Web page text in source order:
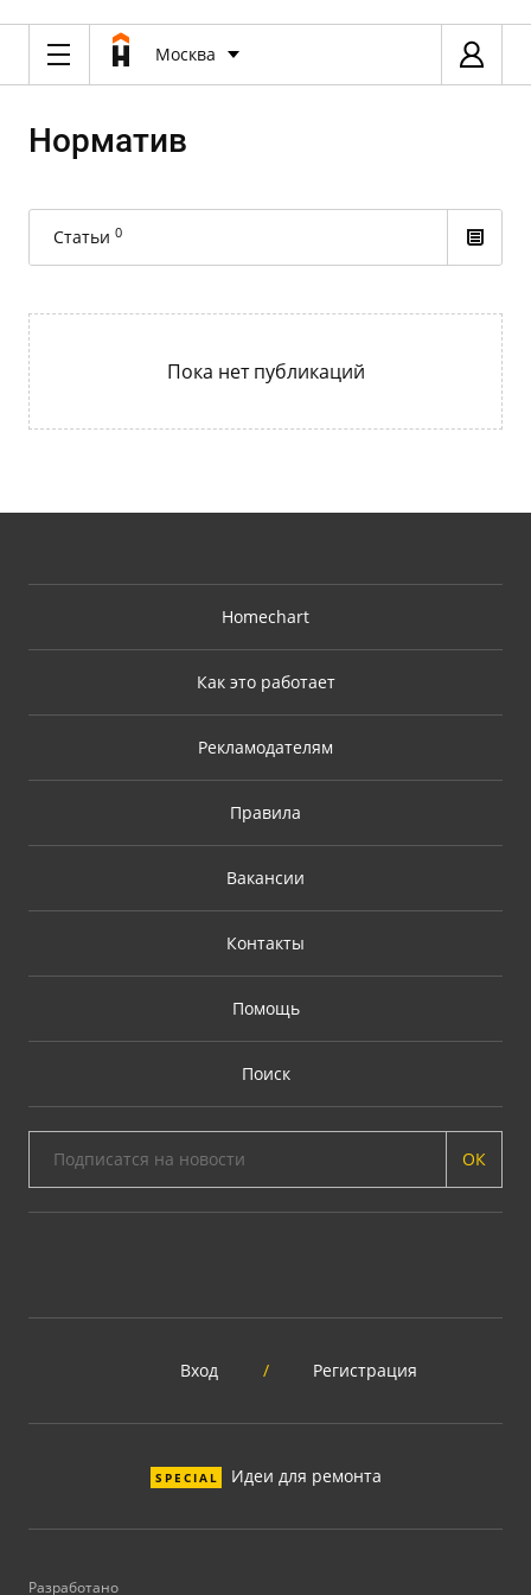
Москва
Норматив
Статьи 0
Пока нет публикаций
Homechart
Как это работает
Рекламодателям
Правила
Вакансии
Контакты
Помощь
Поиск
ОК
Вход / Регистрация
SPECIAL Идеи для ремонта
Разработано